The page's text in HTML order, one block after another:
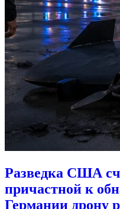
Разведка США
причастной к
Германии дрону